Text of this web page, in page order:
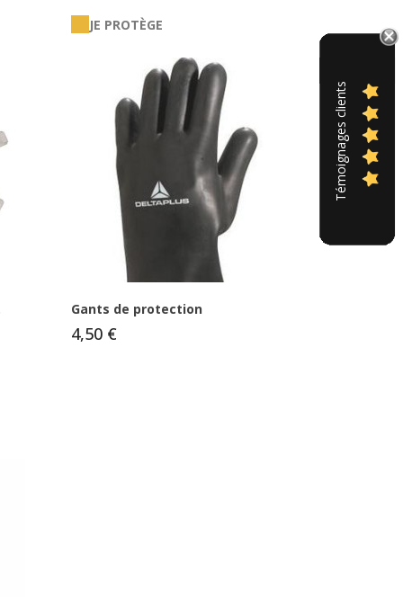
JE PROTÈGE
Gants de protection
4,50 €
Témoignages clients